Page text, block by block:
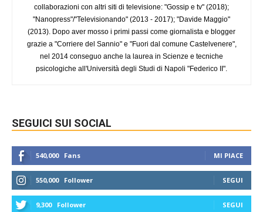
collaborazioni con altri siti di televisione: "Gossip e tv" (2018);
"Nanopress"/"Televisionando" (2013 - 2017); "Davide Maggio"
(2013). Dopo aver mosso i primi passi come giornalista e blogger
grazie a "Corriere del Sannio" e "Fuori dal comune Castelvenere",
nel 2014 conseguo anche la laurea in Scienze e tecniche
psicologiche all'Università degli Studi di Napoli "Federico II".
SEGUICI SUI SOCIAL
540,000 Fans MI PIACE
550,000 Follower SEGUI
9,300 Follower SEGUI